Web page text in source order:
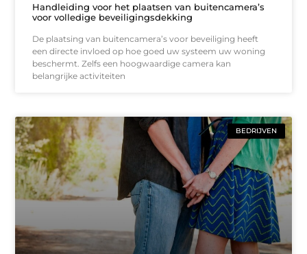
Handleiding voor het plaatsen van buitencamera’s
voor volledige beveiligingsdekking
De plaatsing van buitencamera’s voor beveiliging heeft
een directe invloed op hoe goed uw systeem uw woning
beschermt. Zelfs een hoogwaardige camera kan
belangrijke activiteiten
BEDRIJVEN